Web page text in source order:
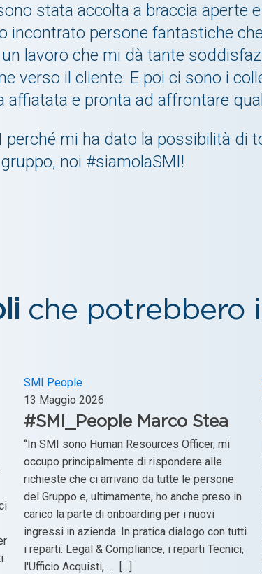
stata accolta a braccia aperte
incontrato persone fantastiche
lavoro che mi dà tante
verso il cliente. E poi ci sono i
e pronta ad affrontare
mi ha dato la possibilità di
noi #siamolaSMI!
che potrebbero
SMI People
13 Maggio 2026
#SMI_People Marco Stea
“In SMI sono Human Resources Officer, mi
occupo principalmente di rispondere alle
richieste che ci arrivano da tutte le persone
del Gruppo e, ultimamente, ho anche preso in
carico la parte di onboarding per i nuovi
ingressi in azienda. In pratica dialogo con tutti
i reparti: Legal & Compliance, i reparti Tecnici,
l'Ufficio Acquisti, … […]